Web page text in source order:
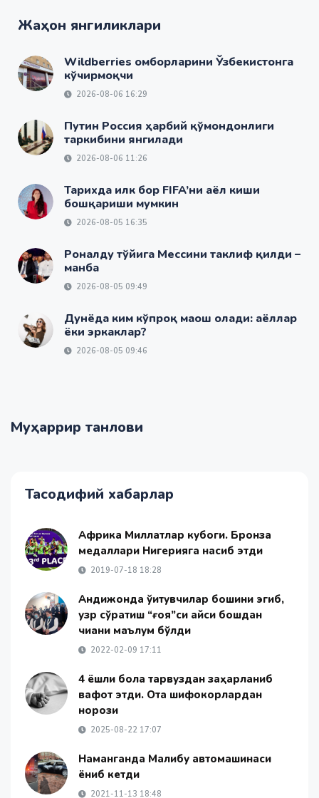
Жаҳон янгиликлари
Wildberries омборларини Ўзбекистонга
кўчирмоқчи
2026-08-06 16:29
Путин Россия ҳарбий қўмондонлиги
таркибини янгилади
2026-08-06 11:26
Тарихда илк бор FIFA’ни аёл киши
бошқариши мумкин
2026-08-05 16:35
Роналду тўйига Мессини таклиф қилди –
манба
2026-08-05 09:49
Дунёда ким кўпроқ маош олади: аёллар
ёки эркаклар?
2026-08-05 09:46
Муҳаррир танлови
Тасодифий хабарлар
Африка Миллатлар кубоги. Бронза
медаллари Нигерияга насиб этди
2019-07-18 18:28
Андижонда ўқитувчилар бошини эгиб,
узр сўратиш “ғоя”си қайси бошдан
чиққани маълум бўлди
2022-02-09 17:11
4 ёшли бола тарвуздан заҳарланиб
вафот этди. Ота шифокорлардан
норози
2025-08-22 17:07
Наманганда Малибу автомашинаси
ёниб кетди
2021-11-13 18:48